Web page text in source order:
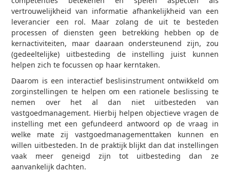
vertrouwelijkheid van informatie afhankelijkheid van een
leverancier een rol. Maar zolang de uit te besteden
processen of diensten geen betrekking hebben op de
kernactiviteiten, maar daaraan ondersteunend zijn, zou
(gedeeltelijke) uitbesteding de instelling juist kunnen
helpen zich te focussen op haar kerntaken.
Daarom is een interactief beslisinstrument ontwikkeld om
zorginstellingen te helpen om een rationele beslissing te
nemen over het al dan niet uitbesteden van
vastgoedmanagement. Hierbij helpen objectieve vragen de
instelling met een gefundeerd antwoord op de vraag in
welke mate zij vastgoedmanagementtaken kunnen en
willen uitbesteden. In de praktijk blijkt dan dat instellingen
vaak meer geneigd zijn tot uitbesteding dan ze
aanvankelijk dachten.